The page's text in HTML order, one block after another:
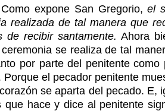
Como expone San Gregorio,el
realizada de tal manera que
de recibir santamente. Ahora
se realiza de tal
por parte del penitente como
Porque el pecador penitente
se aparta del pecado. E,
que hace y dice al penitente